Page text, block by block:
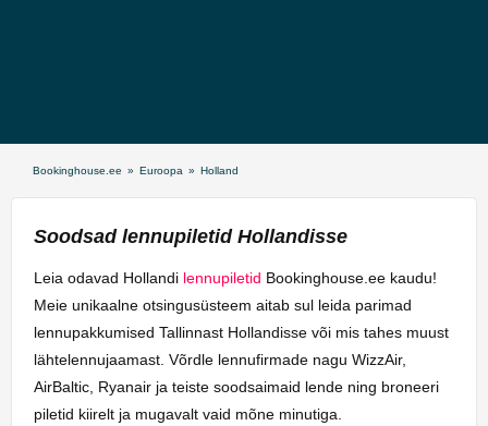
Bookinghouse.ee » Euroopa » Holland
Soodsad lennupiletid Hollandisse
Leia odavad Hollandi lennupiletid Bookinghouse.ee kaudu!
Meie unikaalne otsingusüsteem aitab sul leida parimad
lennupakkumised Tallinnast Hollandisse või mis tahes muust
lähtelennujaamast. Võrdle lennufirmade nagu WizzAir,
AirBaltic, Ryanair ja teiste soodsaimaid lende ning broneeri
piletid kiirelt ja mugavalt vaid mõne minutiga.